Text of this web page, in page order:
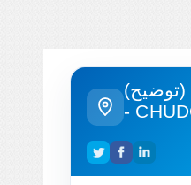
(توضيح)
-